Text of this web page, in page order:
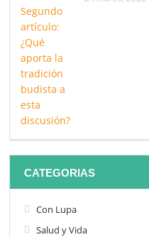
CATEGORIAS
Con Lupa
Salud y Vida